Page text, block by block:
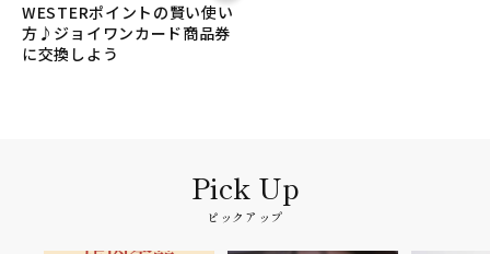
WESTERポイントの賢い使い
方♪ジョイワンカード商品券
に交換しよう
ピックアップ